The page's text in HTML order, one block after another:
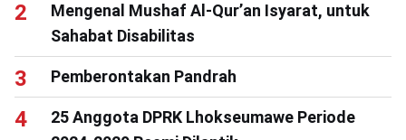
Mengenal Mushaf Al-Qur’an Isyarat, untuk
Sahabat Disabilitas
Pemberontakan Pandrah
25 Anggota DPRK Lhokseumawe Periode